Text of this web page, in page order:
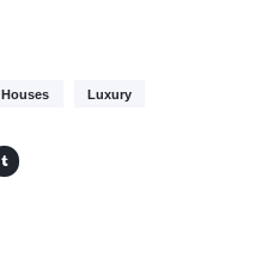
Houses Luxury